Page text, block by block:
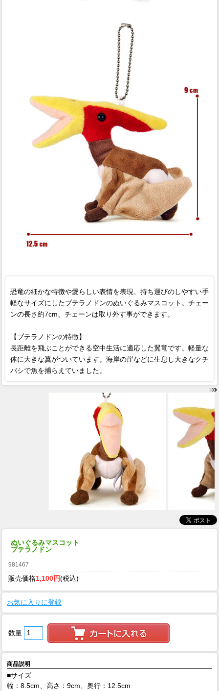
恐竜の細かな特徴や愛らしい表情を表現、持ち運びのしやすい手
軽なサイズにしたプテラノドンのぬいぐるみマスコット。チェー
ンの長さ約7cm、チェーンは取り外す事ができます。
【プテラノドンの特徴】
長距離を飛ぶことができる空中生活に適応した翼竜です。軽量な
体に大きな翼がついています。海岸の崖などに生息し大きなクチ
バシで魚を捕らえていました。
ぬいぐるみマスコット
プテラノドン
981467
販売価格1,100円(税込)
お気に入りに登録
数量
商品説明
■サイズ
幅：8.5cm、高さ：9cm、奥行：12.5cm